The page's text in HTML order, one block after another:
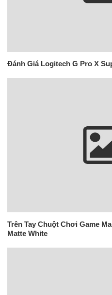
Đánh Giá Logitech G Pro X
Trên Tay Chuột Chơi Game
Matte White